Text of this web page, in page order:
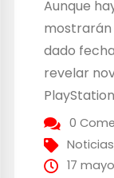
Aunque
mostrarán
dado
revelar
el día 13
Ángeles lo
horas del...
0
Noticias
17